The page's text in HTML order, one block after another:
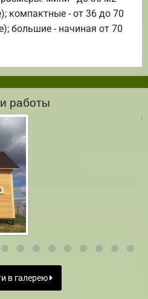
компактные - от 36 до 70
большие - начиная от 70
работы
в галерею